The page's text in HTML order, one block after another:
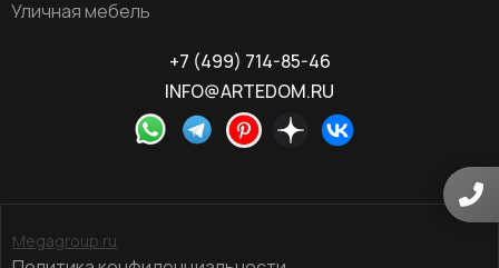
Уличная мебель
+7 (499) 714-85-46
INFO@ARTEDOM.RU
Megagroup.ru